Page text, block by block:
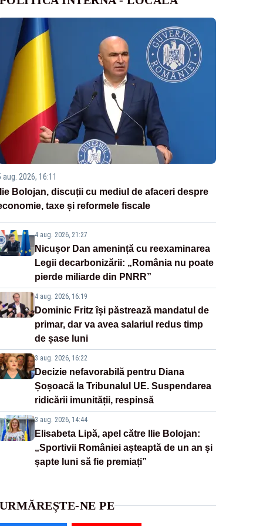
aug. 2026, 16:11
Ilie Bolojan, discuții cu mediul de afaceri despre
taxe și reformele fiscale
4 aug. 2026, 21:27
Nicușor Dan amenință cu reexaminarea
Legii decarbonizării: „România nu poate
pierde miliarde din PNRR”
4 aug. 2026, 16:19
Dominic Fritz își păstrează mandatul de
primar, dar va avea salariul redus timp
de șase luni
3 aug. 2026, 16:22
Decizie nefavorabilă pentru Diana
Șoșoacă la Tribunalul UE. Suspendarea
ridicării imunității, respinsă
3 aug. 2026, 14:44
Elisabeta Lipă, apel către Ilie Bolojan:
„Sportivii României așteaptă de un an și
șapte luni să fie premiați”
URMĂREȘTE-NE PE